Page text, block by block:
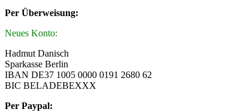
Per Überweisung:
Neues Konto:
Hadmut Danisch
Sparkasse Berlin
IBAN DE37 1005 0000 0191 2680 62
BIC BELADEBEXXX
Per Paypal: